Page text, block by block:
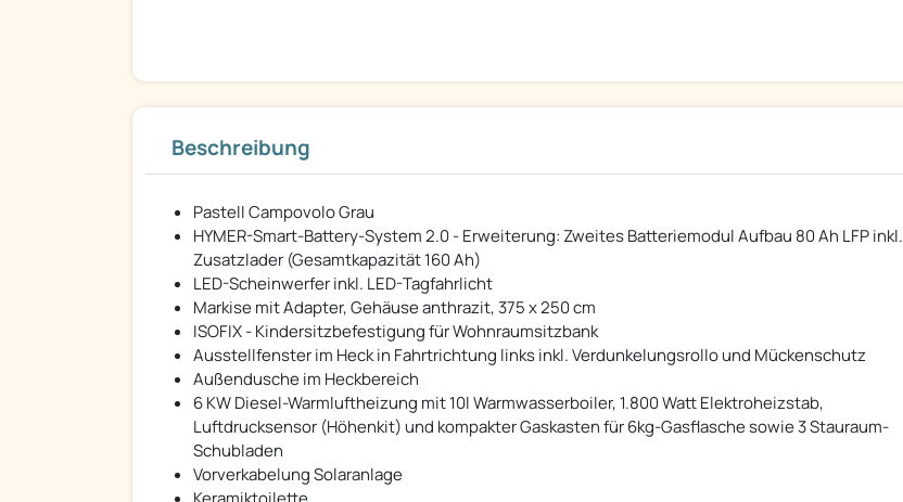
Beschreibung
Pastell Campovolo Grau
HYMER-Smart-Battery-System 2.0 - Erweiterung: Zweites Batteriemodul Aufbau 80 Ah LFP inkl.
Zusatzlader (Gesamtkapazität 160 Ah)
LED-Scheinwerfer inkl. LED-Tagfahrlicht
Markise mit Adapter, Gehäuse anthrazit, 375 x 250 cm
ISOFIX - Kindersitzbefestigung für Wohnraumsitzbank
Ausstellfenster im Heck in Fahrtrichtung links inkl. Verdunkelungsrollo und Mückenschutz
Außendusche im Heckbereich
6 KW Diesel-Warmluftheizung mit 10l Warmwasserboiler, 1.800 Watt Elektroheizstab,
Luftdrucksensor (Höhenkit) und kompakter Gaskasten für 6kg-Gasflasche sowie 3 Stauraum-
Schubladen
Vorverkabelung Solaranlage